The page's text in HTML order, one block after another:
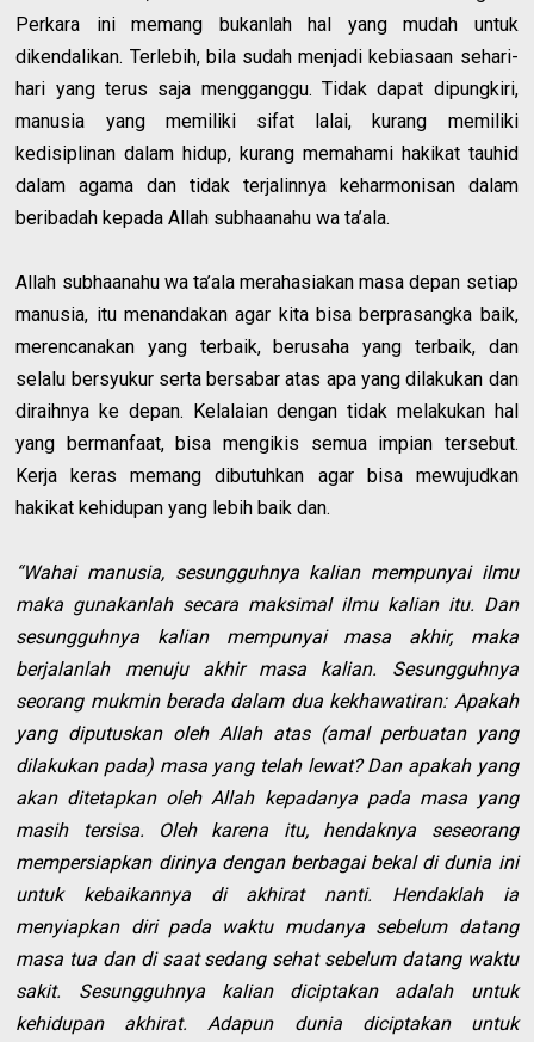
Perkara ini memang bukanlah hal yang mudah untuk
dikendalikan. Terlebih, bila sudah menjadi kebiasaan sehari-
hari yang terus saja mengganggu. Tidak dapat dipungkiri,
manusia yang memiliki sifat lalai, kurang memiliki
kedisiplinan dalam hidup, kurang memahami hakikat tauhid
dalam agama dan tidak terjalinnya keharmonisan dalam
beribadah kepada Allah subhaanahu wa ta’ala.
Allah subhaanahu wa ta’ala merahasiakan masa depan setiap
manusia, itu menandakan agar kita bisa berprasangka baik,
merencanakan yang terbaik, berusaha yang terbaik, dan
selalu bersyukur serta bersabar atas apa yang dilakukan dan
diraihnya ke depan. Kelalaian dengan tidak melakukan hal
yang bermanfaat, bisa mengikis semua impian tersebut.
Kerja keras memang dibutuhkan agar bisa mewujudkan
hakikat kehidupan yang lebih baik dan.
“Wahai manusia, sesungguhnya kalian mempunyai ilmu
maka gunakanlah secara maksimal ilmu kalian itu. Dan
sesungguhnya kalian mempunyai masa akhir, maka
berjalanlah menuju akhir masa kalian. Sesungguhnya
seorang mukmin berada dalam dua kekhawatiran: Apakah
yang diputuskan oleh Allah atas (amal perbuatan yang
dilakukan pada) masa yang telah lewat? Dan apakah yang
akan ditetapkan oleh Allah kepadanya pada masa yang
masih tersisa. Oleh karena itu, hendaknya seseorang
mempersiapkan dirinya dengan berbagai bekal di dunia ini
untuk kebaikannya di akhirat nanti. Hendaklah ia
menyiapkan diri pada waktu mudanya sebelum datang
masa tua dan di saat sedang sehat sebelum datang waktu
sakit. Sesungguhnya kalian diciptakan adalah untuk
kehidupan akhirat. Adapun dunia diciptakan untuk